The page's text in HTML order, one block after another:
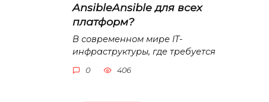
AnsibleAnsible для всех
платформ?
В современном мире IT-
инфраструктуры, где требуется
0 406